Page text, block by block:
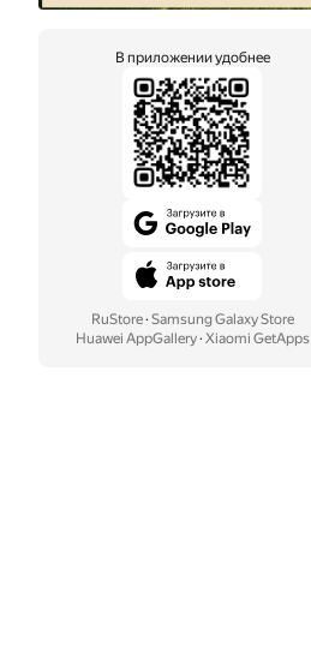
В приложении удобнее
RuStore· Samsung Galaxy Store
Huawei AppGallery· Xiaomi GetApps